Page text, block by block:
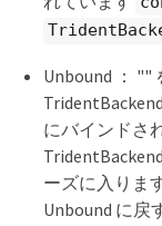
Unbound ： ""
にバインドさ
ーズに入りま
Unbound に戻